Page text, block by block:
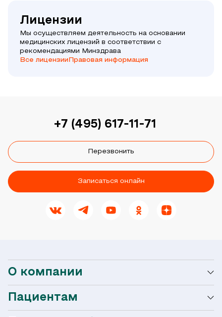
Лицензии
Мы осуществляем деятельность на основании
медицинских лицензий в соответствии с
рекомендациями Минздрава
Все лицензии Правовая информация
+7 (495) 617-11-71
Перезвонить
Записаться онлайн
О компании
О сети Ниармедик
Пациентам